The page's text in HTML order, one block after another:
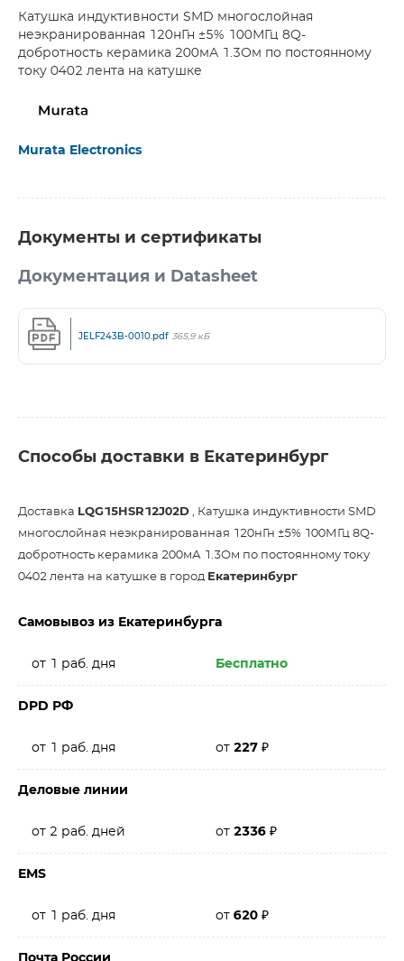
Катушка индуктивности SMD многослойная
неэкранированная 120нГн ±5% 100МГц 8Q-
добротность керамика 200мА 1.3Ом по постоянному
току 0402 лента на катушке
Murata Electronics
Документы и сертификаты
Документация и Datasheet
JELF243B-0010.pdf 365,9 кБ
Способы доставки в Екатеринбург
Доставка LQG15HSR12J02D , Катушка индуктивности SMD
многослойная неэкранированная 120нГн ±5% 100МГц 8Q-
добротность керамика 200мА 1.3Ом по постоянному току
0402 лента на катушке в город Екатеринбург
Самовывоз из Екатеринбурга
от 1 раб. дня Бесплатно
DPD РФ
от 1 раб. дня от 227 ₽
Деловые линии
от 2 раб. дней от 2336 ₽
EMS
от 1 раб. дня от 620 ₽
Почта России